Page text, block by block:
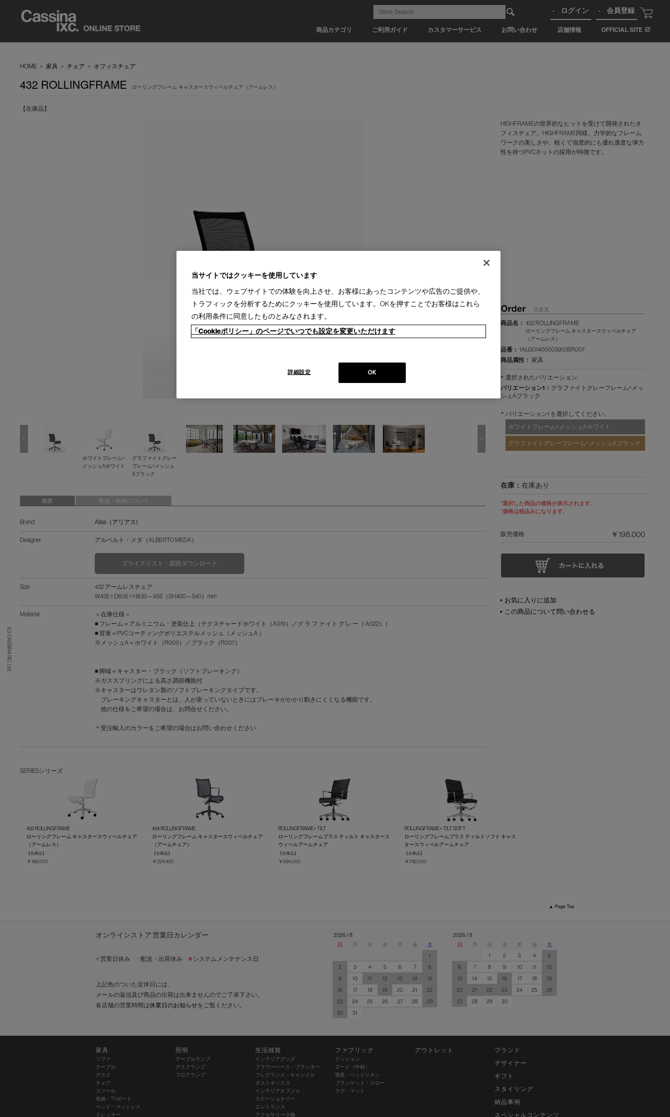
商品カテゴリ ご利用ガイド カスタマーサービス お問い合わせ 店舗情報 OFFICIAL SITE
ログイン 会員登録
(C) CASSINA IXC. Ltd.
HOME > 家具 > チェア > オフィスチェア
432 ROLLINGFRAME ローリングフレーム キャスタースウィベルチェア（アームレス）
【在庫品】
ホワイトフレーム×
メッシュAホワイト
グラファイトグレー
フレーム×メッシュ
Aブラック
< >
概要 配送・納期について
Brand Alias（アリアス)
Designer アルベルト・メダ（ALBERTO MEDA）
プライスリスト・図面ダウンロード
Size
432 アームレスチェア
W435 × D605 × H830～955（SH400～540）mm
Material
＜在庫仕様＞
■ フレーム＝アルミニウム・塗装仕上（テクスチャードホワイト（A019）／グ ラ フ ァ イト グ レ ー（ A022））
■ 背座＝PVCコーティングポリエステルメッシュ（メッシュA ）
※メッシュA＝ホワイト（R009）／ブラック（R007）
■ 脚端＝キャスター・ブラック（ソフトブレーキング）
※ガススプリングによる高さ調節機能付
※キャスターはウレタン製のソフトブレーキングタイプです。
ブレーキングキャスターとは、人が座っていないときにはブレーキがかかり動きにくくなる機能です。
他の仕様をご希望の場合は、お問合せください。
＊受注輸入のカラーをご希望の場合はお問い合わせください
HIGHFRAMEの世界的なヒットを受けて開発されたオ
フィスチェア。HIGHFRAME同様、力学的なフレーム
ワークの美しさや、軽くて強度的にも優れ適度な弾力
性を持つPVCネットの採用が特徴です。
商品名： 432 ROLLINGFRAME
ローリングフレーム キャスタースウィベルチェア
（アームレス）
品番： 1ALG014000039035R007
商品属性： 家具
選択されたバリエーション
バリエーション1： グラファイトグレーフレーム×メッ
シュAブラック
バリエーション1 を選択してください。
ホワイトフレーム×メッシュAホワイト
グラファイトグレーフレーム×メッシュAブラック
在庫： 在庫あり
*選択した商品の価格が表示されます。
*価格は税込みになります。
販売価格 ￥198,000
お気に入りに追加
この商品について問い合わせる
SERIESシリーズ
432 ROLLINGFRAME
ローリングフレーム キャスタースウィベルチェア
（アームレス）
【在庫品】
￥198,000
434 ROLLINGFRAME
ローリングフレーム キャスタースウィベルチェア
（アームチェア）
【在庫品】
￥224,400
ROLLINGFRAME+ TILT
ローリングフレームプラス ティルト キャスタース
ウィベルアームチェア
【在庫品】
￥594,000
ROLLINGFRAME+ TILT SOFT
ローリングフレームプラス ティルトソフト キャス
タースウィベルアームチェア
【在庫品】
￥792,000
▲ Page Top
オンラインストア 営業日カレンダー
営業日休み 配送・出荷休み ■ システムメンテナンス日
上記色のついた定休日には、
メールの返信及び商品の出荷は出来ませんのでご了承下さい。
各店舗の営業時間は休業日のお知らせをご覧ください。
2026 / 8
日
月 火 水 木 金
土
1
2
3 4 5 6 7
8
9
10 11 12 13 14
15
16
17 18 19 20 21
22
23
24 25 26 27 28
29
30
31
2026 / 9
日
月 火 水 木 金
土
1
2 3 4
5
6
7 8 9 10 11
12
13
14 15 16 17 18
19
20
21 22 23 24 25
26
27
28 29 30
家具
ソファ
テーブル
デスク
チェア
スツール
収納・TVボード
ベッド・マットレス
ドレッサー
照明
テーブルランプ
デスクランプ
フロアランプ
生活雑貨
インテリアグッズ
フラワーベース・プランター
フレグランス・キャンドル
ダストボックス
インテリアオブジェ
ステーショナリー
エントランス
アクセサリー小物
ファブリック
クッション
ヌード（中材）
寝具・ベッドリネン
ブランケット・スロー
ラグ・マット
アウトレット
ブランド
デザイナー
ギフト
スタイリング
納品事例
スペシャルコンテンツ
当サイトではクッキーを使用しています
当社では、ウェブサイトでの体験を向上させ、お客様にあったコンテンツや広告のご提供や、
トラフィックを分析するためにクッキーを使用しています。OKを押すことでお客様はこれら
の利用条件に同意したものとみなされます。
「Cookieポリシー」のページでいつでも設定を変更いただけます
OK
詳細設定